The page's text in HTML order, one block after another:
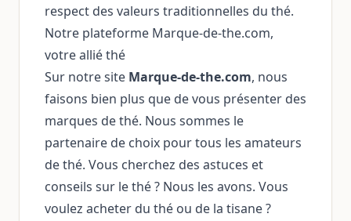
respect des valeurs traditionnelles du thé.
Notre plateforme Marque-de-the.com,
votre allié thé
Sur notre site Marque-de-the.com, nous
faisons bien plus que de vous présenter des
marques de thé. Nous sommes le
partenaire de choix pour tous les amateurs
de thé. Vous cherchez des astuces et
conseils sur le thé ? Nous les avons. Vous
voulez acheter du thé ou de la tisane ?